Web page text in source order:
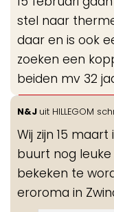
stel naar
daar en is ook
zoeken een
beiden mv 32
N&J uit HILLEGOM
Wij zijn 15
buurt nog
bekeken te
eroroma in